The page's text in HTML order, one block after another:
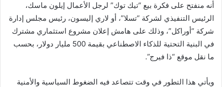
أنه منفتح على فكرة بيع “تيك توك” لرجل الأعمال إيلون ماسك،
الرئيس التنفيذي لشركة “تسلا”، أو لاري إليسون، رئيس مجلس إدارة
شركة “أوراكل”، وذلك على هامش إعلان مشروع استثماري مشترك
في البنية التحتية للذكاء الاصطناعي بقيمة 500 مليار دولار، بحسب
ما نقل موقع “ذا فيرج”.
ويأتي هذا التطور في وقت تتصاعد فيه الضغوط السياسية والأمنية